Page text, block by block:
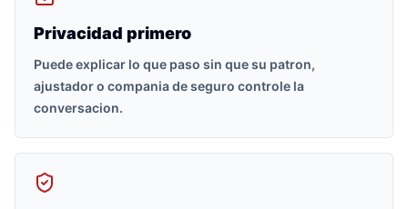
Privacidad primero
Puede explicar lo que paso sin que su patron,
ajustador o compania de seguro controle la
conversacion.